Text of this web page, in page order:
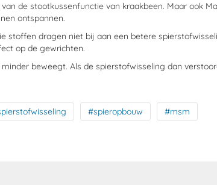
de stootkussenfunctie van kraakbeen. Maar ook
ontspannen.
stoffen dragen niet bij aan een betere
op de gewrichten.
beweegt. Als de spierstofwisseling dan
#spieropbouw #msm